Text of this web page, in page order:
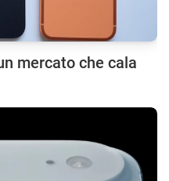
mercato che cala